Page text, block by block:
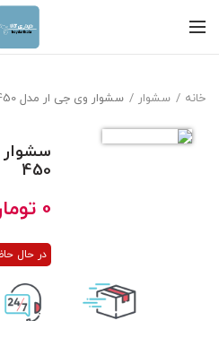
خانه سشوار سشوار وی جی ار مدل V-450
450
0
در حال